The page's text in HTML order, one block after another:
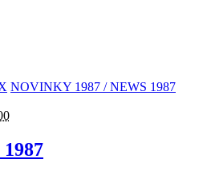
NOVINKY 1987 / NEWS 1987